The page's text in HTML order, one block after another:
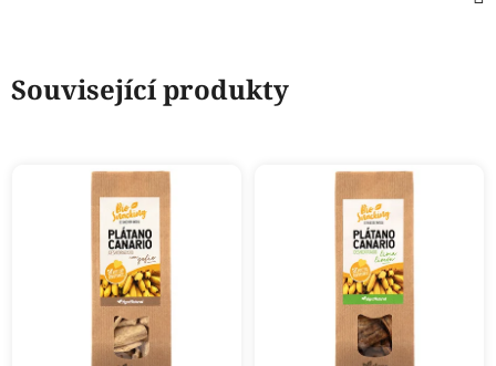
Související produkty